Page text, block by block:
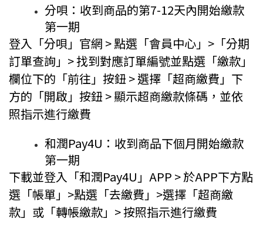
分唄：收到商品的第7-12天內開始繳款
第一期
登入「分唄」官網 > 點選 「會員中心」 > 「分期
訂單查詢 」 > 找到對應訂單編號並點選「繳款」
欄位下的 「前往 」 按鈕 > 選擇「超商繳費」下
方的 「開啟 」 按鈕 > 顯示超商繳款條碼，並依
照指示進行繳費
和潤Pay4U ：收到商品下個月開始繳款
第一期
下載並登入「和潤Pay4U」APP > 於APP下方點
選「帳單」>點選「去繳費」>選擇「超商繳
款」或「轉帳繳款」> 按照指示進行繳費